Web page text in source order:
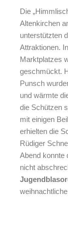
Die
Altenkirchen
unterstützten
Attraktionen.
Marktplatzes
geschmückt.
Punsch
und wärmte
die Schützen
mit einigen
erhielten die
Rüdiger
Abend konnte
nicht